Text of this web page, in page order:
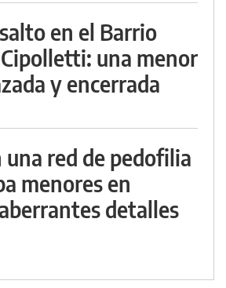
en el Barrio
una menor
y encerrada
red de pedofilia
menores en
detalles